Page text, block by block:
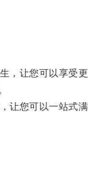
让您可以享受更
您可以一站式满